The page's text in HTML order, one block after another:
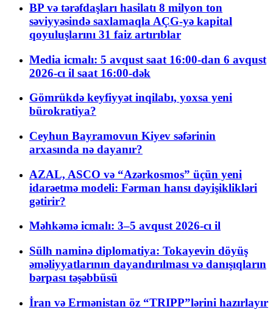
BP və tərəfdaşları hasilatı 8 milyon ton
səviyyəsində saxlamaqla AÇG-yə kapital
qoyuluşlarını 31 faiz artırıblar
Media icmalı: 5 avqust saat 16:00-dan 6 avqust
2026-cı il saat 16:00-dək
Gömrükdə keyfiyyət inqilabı, yoxsa yeni
bürokratiya?
Ceyhun Bayramovun Kiyev səfərinin
arxasında nə dayanır?
AZAL, ASCO və “Azərkosmos” üçün yeni
idarəetmə modeli: Fərman hansı dəyişiklikləri
gətirir?
Məhkəmə icmalı: 3–5 avqust 2026-cı il
Sülh naminə diplomatiya: Tokayevin döyüş
əməliyyatlarının dayandırılması və danışıqların
bərpası təşəbbüsü
İran və Ermənistan öz “TRIPP”lərini hazırlayır